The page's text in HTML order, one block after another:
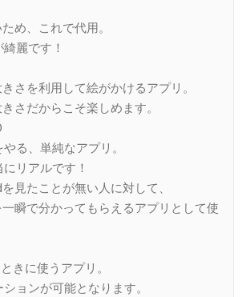
め、これで代用。
麗です！
さを利用して絵がかけるアプリ。
さだからこそ楽しめます。
る、単純なアプリ。
リアルです！
見たことが無い人に対して、
瞬で分かってもらえるアプリとして使
きに使うアプリ。
ョンが可能となります。